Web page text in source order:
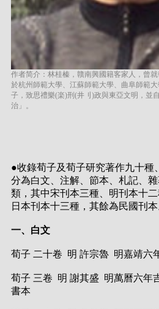
作者简介：林桂榛，贛南興國籍客家人，曾
於杭州師範大學、江蘇師範大學、曲阜師範
子，致思禮樂(楽)刑(井刂)政與東亞文明，並
治」。
●收錄荀子及荀子研究著作九十種
分為白文、注解、節本、札記、
類，其中宋刊本三種、明刊本十二
日本刊本十三種，其餘為民國刊本
一、白文
荀子 二十卷 明 許宗魯 明嘉靖六
荀子 三卷 明 謝其盛 明萬曆六年
書本